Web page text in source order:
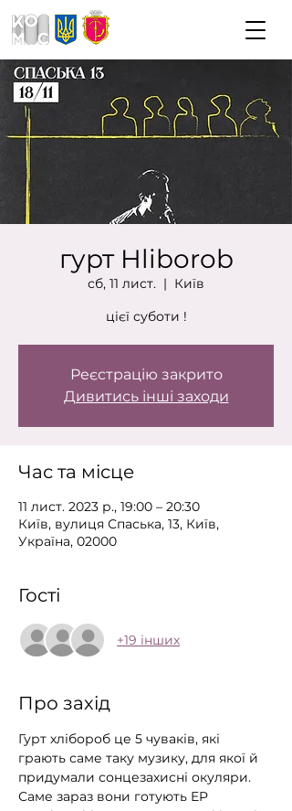
гурт Hliborob
сб, 11 лист.
  |
Київ
цієї суботи !
Реєстрацію закрито
Дивитись інші заходи
Час та місце
11 лист. 2023 р., 19:00 – 20:30
Київ, вулиця Спаська, 13, Київ,
Україна, 02000
Гості
+19 інших
Про захід
Гурт хлібороб це 5 чуваків, які
грають саме таку музику, для якої й
придумали сонцезахисні окуляри.
Саме зараз вони готують EP